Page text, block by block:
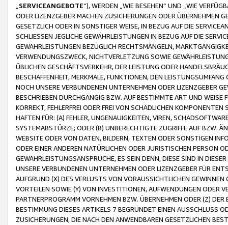
SERVICEANGEBOTE“), WERDEN „WIE BESEHEN“ UND „WIE
ODER LIZENZGEBER MACHEN ZUSICHERUNGEN ODER ÜBERNEHMEN
GESETZLICH ODER IN SONSTIGER WEISE, IN BEZUG AUF DIE
SCHLIESSEN JEGLICHE GEWÄHRLEISTUNGEN IN BEZUG AUF DIE
GEWÄHRLEISTUNGEN BEZÜGLICH RECHTSMÄNGELN,
VERWENDUNGSZWECK, NICHTVERLETZUNG SOWIE
ÜBLICHEN GESCHÄFTSVERKEHR, DER LEISTUNG ODER
BESCHAFFENHEIT, MERKMALE, FUNKTIONEN, DEN
NOCH UNSERE VERBUNDENEN UNTERNEHMEN ODER LIZENZGEBER
BESCHRIEBEN DURCHGÄNGIG BZW. AUF BESTIMMTE ART UND
KORREKT, FEHLERFREI ODER FREI VON SCHÄDLICHEN
HAFTEN FÜR: (A) FEHLER, UNGENAUIGKEITEN, VIREN,
SYSTEMABSTÜRZE; ODER (B) UNBERECHTIGTE ZUGRIFFE AUF BZW.
WEBSITE ODER VON DATEN, BILDERN, TEXTEN ODER SONSTIGEN
ODER EINER ANDEREN NATÜRLICHEN ODER JURISTISCHEN PERSON
GEWÄHRLEISTUNGSANSPRÜCHE, ES SEIN DENN, DIESE SIND IN
UNSERE VERBUNDENEN UNTERNEHMEN ODER LIZENZGEBER FÜR
AUFGRUND (X) DES VERLUSTS VON VORAUSSICHTLICHEN
VORTEILEN SOWIE (Y) VON INVESTITIONEN, AUFWENDUNGEN ODER
PARTNERPROGRAMM VORNEHMEN BZW. ÜBERNEHMEN ODER (Z)
BESTIMMUNG DIESES ARTIKELS 7 BEGRÜNDET EINEN AUSSCHLUSS
ZUSICHERUNGEN, DIE NACH DEN ANWENDBAREN GESETZLICHEN